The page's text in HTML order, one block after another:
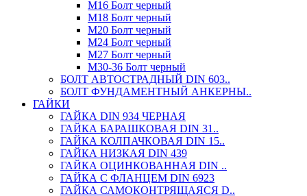
М16 Болт черный
М18 Болт черный
М20 Болт черный
М24 Болт черный
М27 Болт черный
М30-36 Болт черный
БОЛТ АВТОСТРАДНЫЙ DIN 603..
БОЛТ ФУНДАМЕНТНЫЙ АНКЕРНЫ..
ГАЙКИ
ГАЙКА DIN 934 ЧЕРНАЯ
ГАЙКА БАРАШКОВАЯ DIN 31..
ГАЙКА КОЛПАЧКОВАЯ DIN 15..
ГАЙКА НИЗКАЯ DIN 439
ГАЙКА ОЦИНКОВАННАЯ DIN ..
ГАЙКА С ФЛАНЦЕМ DIN 6923
ГАЙКА САМОКОНТРЯЩАЯСЯ D..